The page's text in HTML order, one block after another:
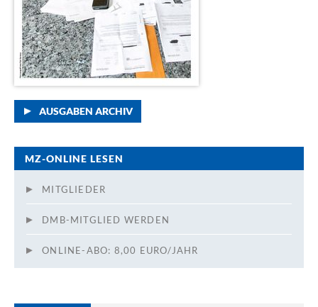
AUSGABEN ARCHIV
MZ-ONLINE LESEN
MITGLIEDER
DMB-MITGLIED WERDEN
ONLINE-ABO: 8,00 EURO/JAHR